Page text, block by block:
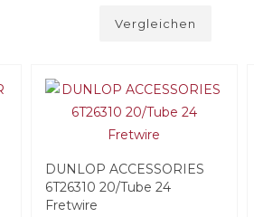
Vergleichen
DUNLOP ACCESSORIES
6T26310 20/Tube 24
Fretwire